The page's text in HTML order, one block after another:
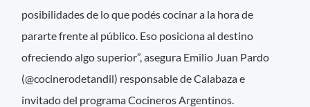
posibilidades de lo que podés cocinar a la hora de
pararte frente al público. Eso posiciona al destino
ofreciendo algo superior”, asegura Emilio Juan Pardo
(@cocinerodetandil) responsable de Calabaza e
invitado del programa Cocineros Argentinos.